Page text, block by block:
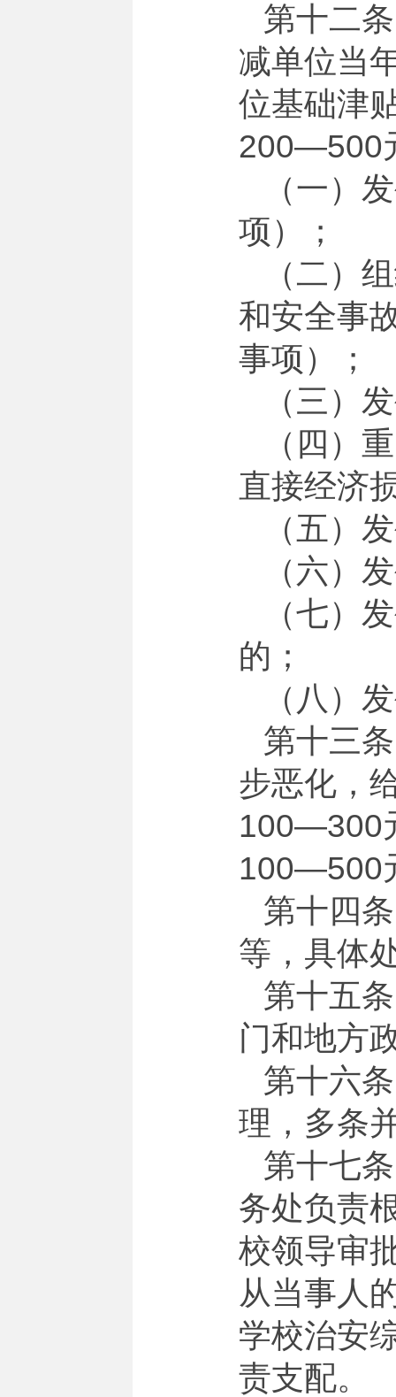
第十二
减单位当
位基础津
200—500
（一）
项）；
（二）
和安全事
事项）；
（三）
（四）
直接经济
（五）
（六）
（七）
的；
（八）
第十三
步恶化，
100—300
100—500
第十四
等，具体
第十五
门和地方
第十六
理，多条
第十七
务处负责
校领导审
从当事人
学校治安
责支配。